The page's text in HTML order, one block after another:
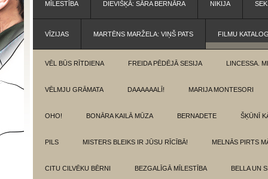
MĪLESTĪBA DIEVIŠĶĀ: SĀRA BERNĀRA NIKIJA
VĪZIJAS MARTĒNS MARŽELA: VIŅŠ PATS FILMU
VĒL BŪS RĪTDIENA FREIDA PĒDĒJĀ SESIJA LINCESSA.
VĒLMJU GRĀMATA DAAAAAALĪ! MARIJA MONTESORI
OHO! BONĀRA KAILĀ MŪZA BERNADETE ŠĶŪNĪ
PILS MISTERS BLEIKS IR JŪSU RĪCĪBĀ! MELNĀS PIRTS
CITU CILVĒKU BĒRNI BEZGALĪGĀ MĪLESTĪBA BELLA UN